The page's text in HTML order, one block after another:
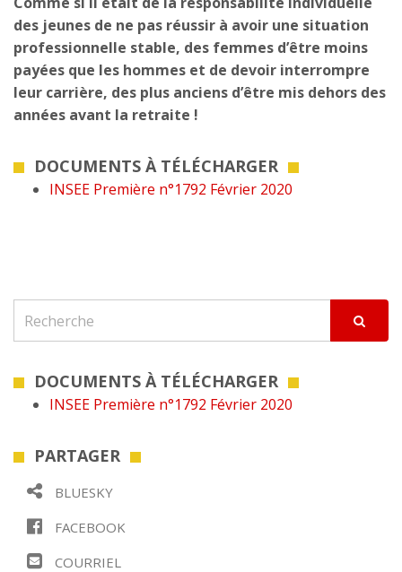
des jeunes de ne pas réussir à avoir une situation
professionnelle stable, des femmes d’être moins
payées que les hommes et de devoir interrompre
leur carrière, des plus anciens d’être mis dehors des
années avant la retraite !
DOCUMENTS À TÉLÉCHARGER
INSEE Première n°1792 Février 2020
DOCUMENTS À TÉLÉCHARGER
INSEE Première n°1792 Février 2020
PARTAGER
BLUESKY
FACEBOOK
COURRIEL